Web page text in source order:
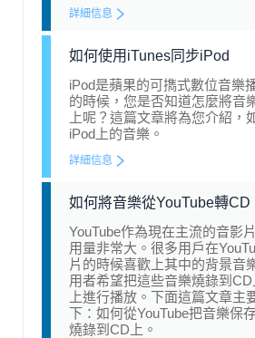
詳細信息
如何使用iTunes同步iPod
iPod是蘋果的可擕式數位音樂
的時候，您是否知道怎麼將音
上呢？這篇文章將為您介紹，
iPod上的音樂。
詳細信息
如何將音樂從YouTube轉CD
YouTube作為現在主流的音影
用量非常大。很多用戶在
片的時候喜歡上其中的背景音
用者希望把這些音樂燒錄到
上進行播放。下面這篇文章主
下：如何從YouTube把音樂保
燒錄到CD上。